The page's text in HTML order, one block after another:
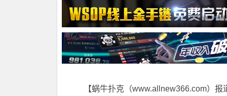
【蜗牛扑克（www.allnew366.com）报